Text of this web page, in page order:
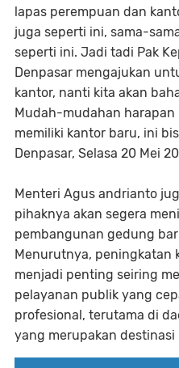
lapas perempuan dan
juga seperti ini, sama-
seperti ini. Jadi tadi Pak
Denpasar mengajukan
kantor, nanti kita akan
Mudah-mudahan harapan
memiliki kantor baru, ini
Denpasar, Selasa 20 Mei
Menteri Agus andrianto
pihaknya akan segera
pembangunan gedung
Menurutnya, peningkatan
menjadi penting seiring
pelayanan publik yang
profesional, terutama di
yang merupakan destinasi